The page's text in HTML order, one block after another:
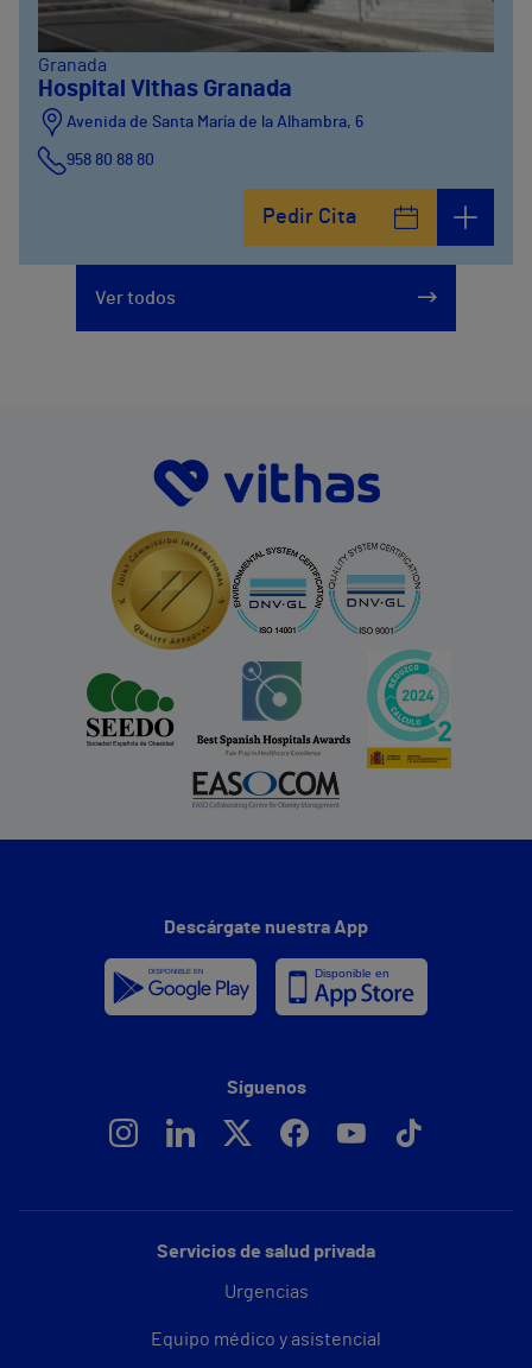
Granada
Hospital Vithas Granada
Avenida de Santa María de la Alhambra, 6
958 80 88 80
Pedir Cita
Ver todos
Servicios de salud privada
Urgencias
Equipo médico y asistencial
Descárgate nuestra App
Síguenos